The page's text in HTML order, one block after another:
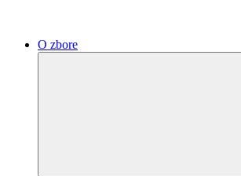
O zbore